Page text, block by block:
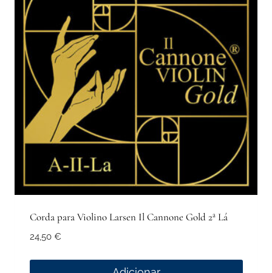
Corda para Violino Larsen Il Cannone Gold 2ª Lá
24,50 €